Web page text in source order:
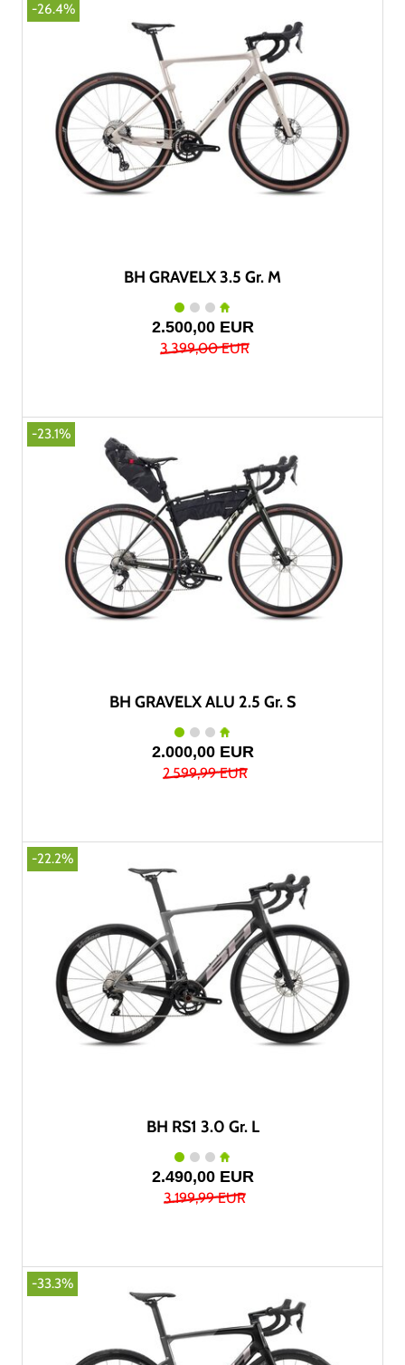
-26.4%
BH GRAVELX 3.5 Gr. M
2.500,00 EUR
3.399,00 EUR
-23.1%
BH GRAVELX ALU 2.5 Gr. S
2.000,00 EUR
2.599,99 EUR
-22.2%
BH RS1 3.0 Gr. L
2.490,00 EUR
3.199,99 EUR
-33.3%